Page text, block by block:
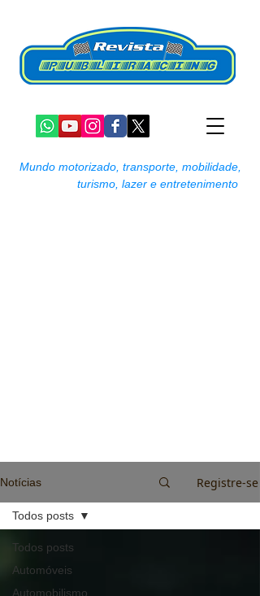
Mundo motorizado, transporte, mobilidade,
turismo, lazer e entretenimento
Notícias Registre-se
Todos posts
Automóveis
Automobilismo
Todos posts